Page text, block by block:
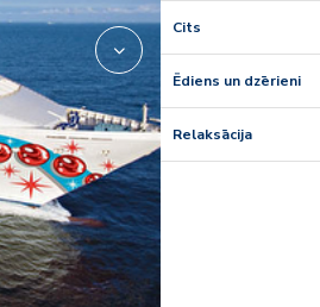
Cits
Ēdiens un dzērieni
Relaksācija